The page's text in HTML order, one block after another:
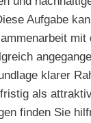
Aufgabe
mit
klarer
als
finden Sie